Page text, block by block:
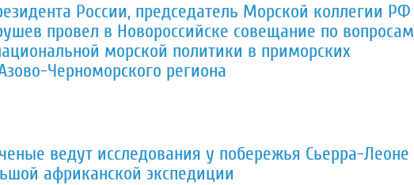
России, председатель Морской коллегии РФ
провел в Новороссийске совещание по вопросам
морской политики в приморских
Черноморского региона
ведут исследования у побережья Сьерра-Леоне
африканской экспедиции